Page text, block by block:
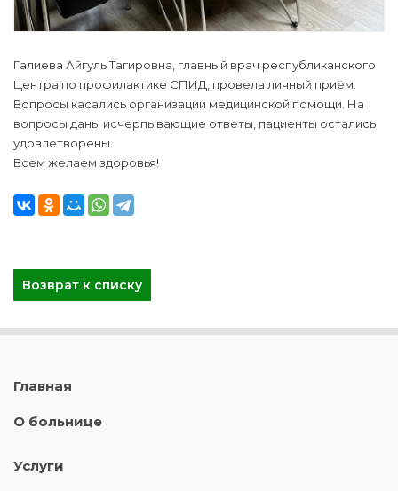
Галиева Айгуль Тагировна, главный врач республиканского
Центра по профилактике СПИД, провела личный приём.
Вопросы касались организации медицинской помощи. На
вопросы даны исчерпывающие ответы, пациенты остались
удовлетворены.
Всем желаем здоровья!
Возврат к списку
Главная
О больнице
Услуги